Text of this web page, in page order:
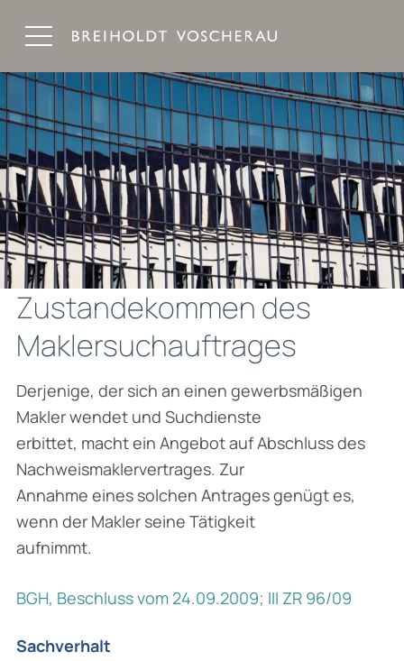
Zustandekommen des
Maklersuchauftrages
Derjenige, der sich an einen gewerbsmäßigen
Makler wendet und Suchdienste
erbittet, macht ein Angebot auf Abschluss des
Nachweismaklervertrages. Zur
Annahme eines solchen Antrages genügt es,
wenn der Makler seine Tätigkeit
aufnimmt.
BGH, Beschluss vom 24.09.2009; III ZR 96/09
Sachverhalt